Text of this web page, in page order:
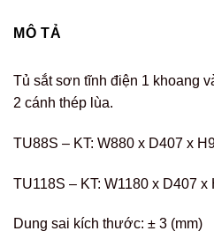
MÔ TẢ
Tủ sắt sơn tĩnh điện 1 khoang
2 cánh thép lùa.
TU88S – KT: W880 x D407 x
TU118S – KT: W1180 x D407 x
Dung sai kích thước: ± 3 (mm)